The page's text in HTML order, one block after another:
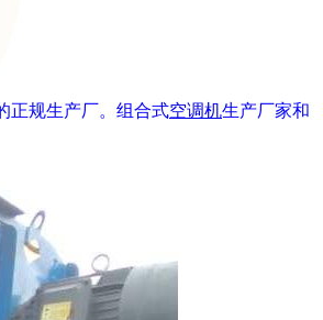
正规生产厂。组合式空调机生产厂家和